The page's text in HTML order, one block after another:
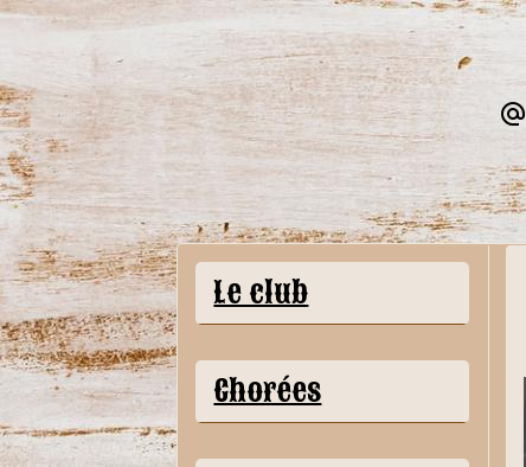
Le club
Chorées